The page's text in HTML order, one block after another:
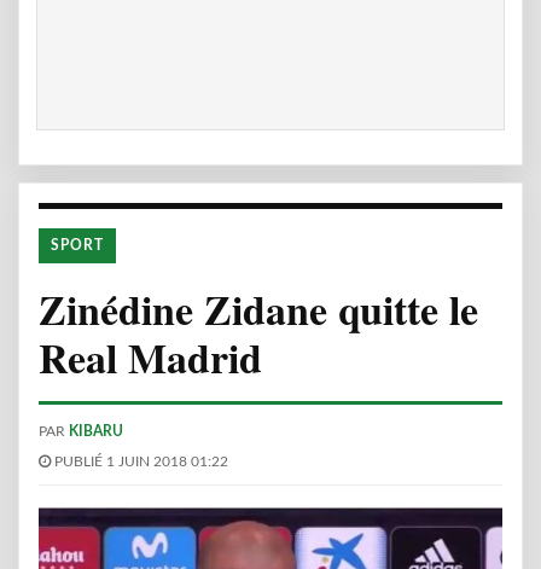
SPORT
Zinédine Zidane quitte le
Real Madrid
PAR KIBARU
PUBLIÉ 1 JUIN 2018 01:22